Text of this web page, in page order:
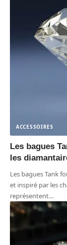
ACCESSOIRES
Les bagues
les
Les bagues Tank
et inspiré par les
représentent…